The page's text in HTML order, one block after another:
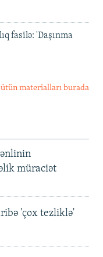
fasilə: 'Daşınma
materialları burada
müraciət
'çox tezliklə'